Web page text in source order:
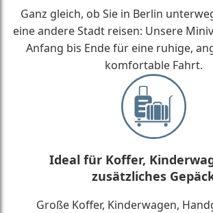
Ganz gleich, ob Sie in Berlin
eine andere Stadt reisen: Unsere
Anfang bis Ende für eine ruhige,
komfortable Fahrt.
Ideal für Koffer,
zusätzliches
Große Koffer, Kinderwagen,